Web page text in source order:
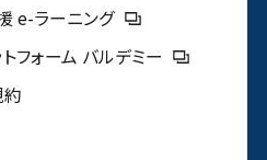
e-ラーニング
フォーム バルデミー